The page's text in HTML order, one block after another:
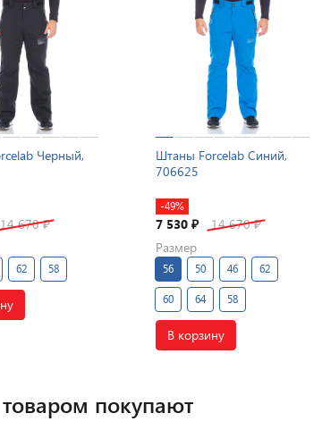
Черный,
14 670₽
62 58
Штаны Forcelab Синий,
706625
-49%
7 530₽ 14 670₽
Размер
56 50 46 62
60 64 58
В корзину
покупают